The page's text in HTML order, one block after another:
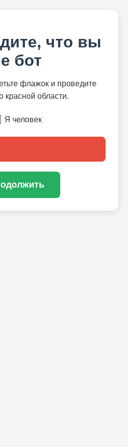
что вы
бот
флажок и проведите
области.
Я человек